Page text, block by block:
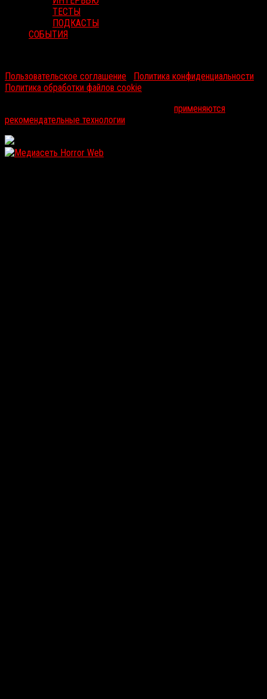
ТЕСТЫ
ПОДКАСТЫ
СОБЫТИЯ
Пользовательское соглашение
Политика конфиденциальности
Политика обработки файлов cookie
применяются
рекомендательные технологии